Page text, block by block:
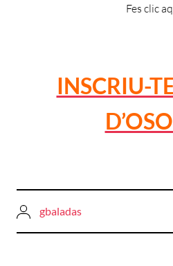
Fes clic
INSCRIU-
gbaladas